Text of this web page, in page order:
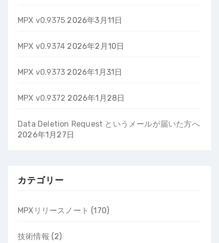
MPX v0.9375 2026年3月11日
MPX v0.9374 2026年2月10日
MPX v0.9373 2026年1月31日
MPX v0.9372 2026年1月28日
Data Deletion Request というメールが届いた方へ
2026年1月27日
カテゴリー
MPXリリースノート (170)
技術情報 (2)